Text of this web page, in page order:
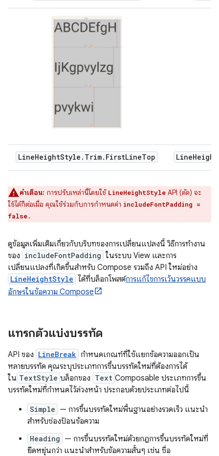
LineHeightStyle.Trim.FirstLineTop
คำเตือน: การปรับเหล่านี้โดยใช้ LineHeightStyle API (ตัด) จะ
ใช้ได้ก็ต่อเมื่อ คุณใช้ร่วมกับการกำหนดค่า includeFontPadding =
false.
ดูข้อมูลเพิ่มเติมเกี่ยวกับบริบทของการเปลี่ยนแปลงนี้ วิธีการทำงาน
ของ includeFontPadding ในระบบ View และการ
เปลี่ยนแปลงที่เกิดขึ้นสำหรับ Compose รวมถึง API ใหม่อย่าง
LineHeightStyle ได้ที่บล็อกโพสต์การแก้ไขการเว้นวรรคแบบ
อักษรในข้อความ Compose
แทรกตัวแบ่งบรรทัด
API ของ LineBreak กำหนดเกณฑ์ที่ใช้แยกข้อความออกเป็น
หลายบรรทัด คุณระบุประเภทการขึ้นบรรทัดใหม่ที่ต้องการได้
ใน TextStyle บล็อกของ Text Composable ประเภทการขึ้น
บรรทัดใหม่ที่กำหนดไว้ล่วงหน้า ประกอบด้วยประเภทต่อไปนี้
Simple — การขึ้นบรรทัดใหม่พื้นฐานอย่างรวดเร็ว แนะนำ
สำหรับช่องป้อนข้อความ
Heading — การขึ้นบรรทัดใหม่ด้วยกฎการขึ้นบรรทัดใหม่ที่
ยืดหยุ่นกว่า แนะนำสำหรับข้อความสั้นๆ เช่น ชื่อ